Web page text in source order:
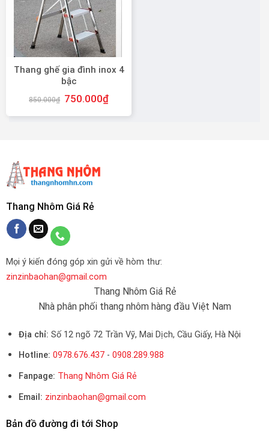
Thang ghế gia đình inox 4
bậc
850.000₫ 750.000₫
Thang Nhôm Giá Rẻ
Mọi ý kiến đóng góp xin gửi về hòm thư:
zinzinbaohan@gmail.com
Thang Nhôm Giá Rẻ
Nhà phân phối thang nhôm hàng đầu Việt Nam
Địa chỉ: Số 12 ngõ 72 Trần Vỹ, Mai Dịch, Cầu Giấy, Hà Nội
Hotline: 0978.676.437- 0908.289.988
Fanpage: Thang Nhôm Giá Rẻ
Email: zinzinbaohan@gmail.com
Bản đồ đường đi tới Shop